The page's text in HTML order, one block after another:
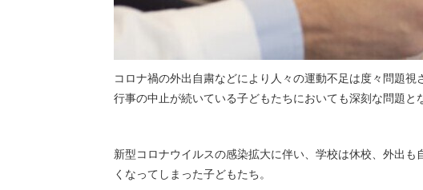
コロナ禍の外出自粛などにより人々の運動不足は度々問題
行事の中止が続いている子どもたちにおいても深刻な問題と
新型コロナウイルスの感染拡大に伴い、学校は休校、外出
くなってしまった子どもたち。